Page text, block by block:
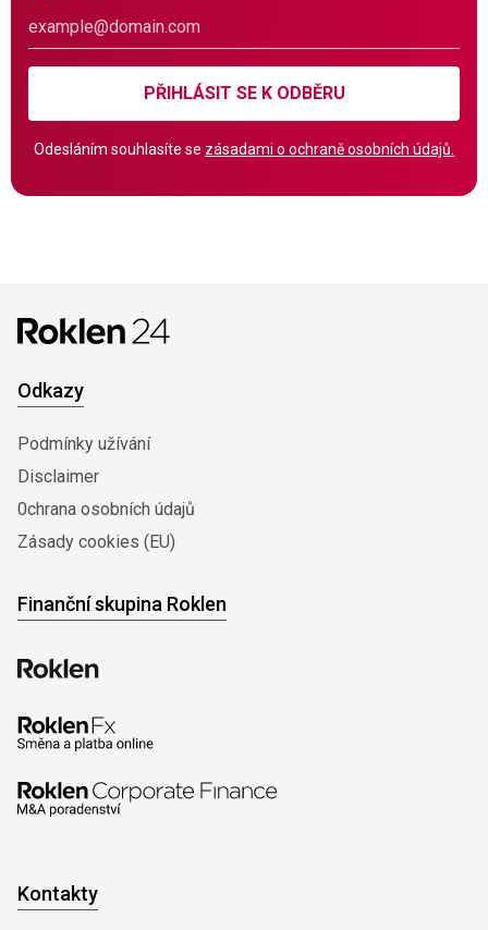
PŘIHLÁSIT SE K ODBĚRU
Odesláním souhlasíte se zásadami o ochraně osobních údajů.
Odkazy
Podmínky užívání
Disclaimer
0chrana osobních údajů
Zásady cookies (EU)
Finanční skupina Roklen
Kontakty